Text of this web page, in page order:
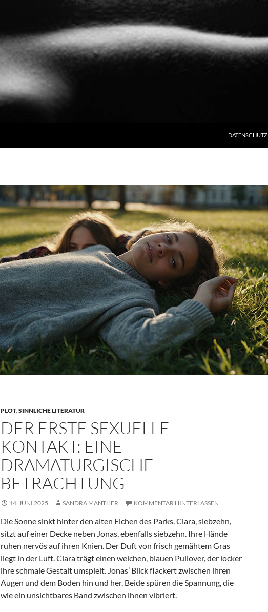
DATENSCHUTZ
PLOT,SINNLICHE LITERATUR
DER ERSTE SEXUELLE
KONTAKT: EINE
DRAMATURGISCHE
BETRACHTUNG
14. JUNI 2025 SANDRA MANTHER KOMMENTAR HINTERLASSEN
Die Sonne sinkt hinter den alten Eichen des Parks. Clara, siebzehn,
sitzt auf einer Decke neben Jonas, ebenfalls siebzehn. Ihre Hände
ruhen nervös auf ihren Knien. Der Duft von frisch gemähtem Gras
liegt in der Luft. Clara trägt einen weichen, blauen Pullover, der locker
ihre schmale Gestalt umspielt. Jonas’ Blick flackert zwischen ihren
Augen und dem Boden hin und her. Beide spüren die Spannung, die
wie ein unsichtbares Band zwischen ihnen vibriert.